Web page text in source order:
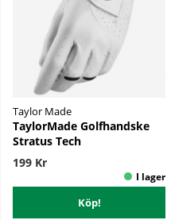
Taylor Made
TaylorMade Golfhandske
Stratus Tech
199 Kr
Köp!